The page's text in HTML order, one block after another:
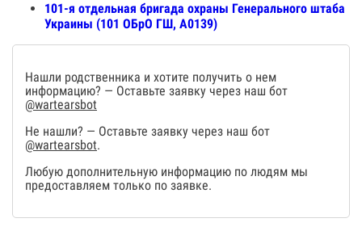
101-я отдельная бригада охраны Генерального штаба
Украины (101 ОБрО ГШ, А0139)
Нашли родственника и хотите получить о нем
информацию? — Оставьте заявку через наш бот
@wartearsbot
Не нашли? — Оставьте заявку через наш бот
@wartearsbot.
Любую дополнительную информацию по людям мы
предоставляем только по заявке.